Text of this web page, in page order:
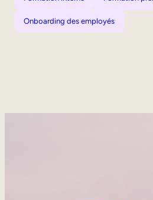
Onboarding des employés